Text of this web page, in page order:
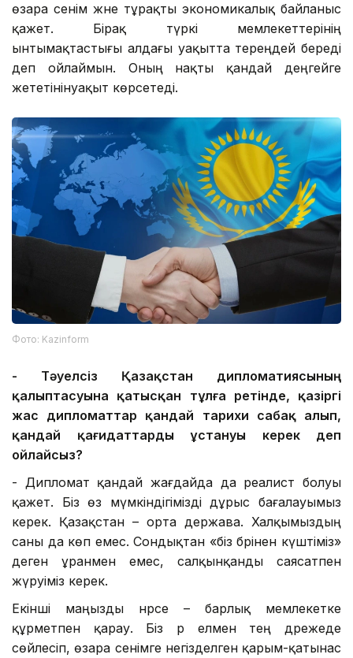
өзара сенім және тұрақты экономикалық байланыс
қажет. Бірақ түркі мемлекеттерінің
ынтымақтастығы алдағы уақытта тереңдей береді
деп ойлаймын. Оның нақты қандай деңгейге
жететінінуақыт көрсетеді.
Фото: Kazinform
- Тәуелсіз Қазақстан дипломатиясының
қалыптасуына қатысқан тұлға ретінде, қазіргі
жас дипломаттар қандай тарихи сабақалып,
қандай қағидаттарды ұстануы керек деп
ойлайсыз?
- Дипломат қандай жағдайда да реалист болуы
қажет. Біз өз мүмкіндігімізді дұрыс бағалауымыз
керек. Қазақстан – орта держава. Халқымыздың
саны да көп емес. Сондықтан «біз бәрінен күштіміз»
деген ұранмен емес, салқынқанды саясатпен
жүруіміз керек.
Екінші маңызды нәрсе – барлық мемлекетке
құрметпен қарау. Біз әр елмен тең дәрежеде
сөйлесіп, өзара сенімге негізделген қарым-қатынас